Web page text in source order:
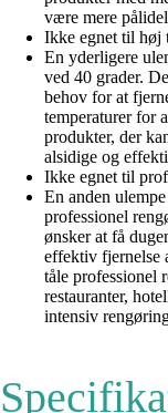
være mere
Ikke egnet til høj
En yderligere
ved 40 grader.
behov for at
temperaturer for
produkter, der
alsidige og
Ikke egnet til
En anden
professionel
ønsker at få
effektiv fjernelse
tåle professionel
restauranter,
intensiv